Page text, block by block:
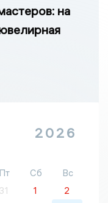
на
2026
Пт Сб
Вс
31 1
2